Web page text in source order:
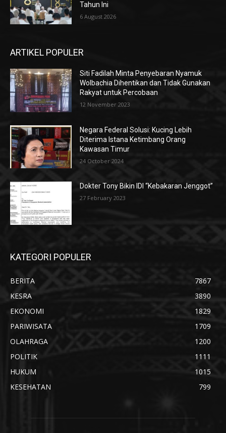
Tahun Ini
6 August 2026
ARTIKEL POPULER
Siti Fadilah Minta Penyebaran Nyamuk
Wolbachia Dihentikan dan Tidak Gunakan
Rakyat untuk Percobaan
12 November 2023
Negara Federal Solusi: Kucing Lebih
Diterima Istana Ketimbang Orang
Kawasan Timur
24 October 2024
Dokter Tony Bikin IDI “Kebakaran Jenggot”
27 February 2023
KATEGORI POPULER
BERITA
7867
KESRA
3890
EKONOMI
1829
PARIWISATA
1709
OLAHRAGA
1200
POLITIK
1111
HUKUM
1015
KESEHATAN
799